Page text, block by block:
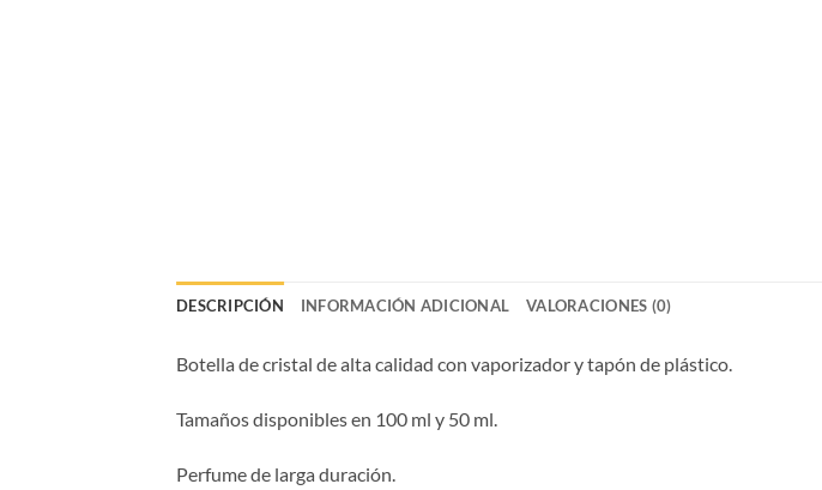
DESCRIPCIÓN INFORMACIÓN ADICIONAL VALORACIONES (0)
Botella de cristal de alta calidad con vaporizador y tapón de plástico.
Tamaños disponibles en 100 ml y 50 ml.
Perfume de larga duración.